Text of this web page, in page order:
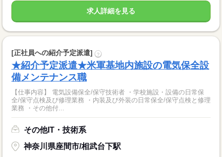
求人詳細を見る
[正社員への紹介予定派遣] ?
★紹介予定派遣★米軍基地内施設の電気保全設
備メンテナンス職
【仕事内容】 電気設備保全/保守技術者 ・学校施設・設備の日常保
全/保守点検及び修理業務 ・内装及び外装の日常保全/保守点検と修理
業務 ・その他付...
その他IT・技術系
神奈川県座間市/相武台下駅